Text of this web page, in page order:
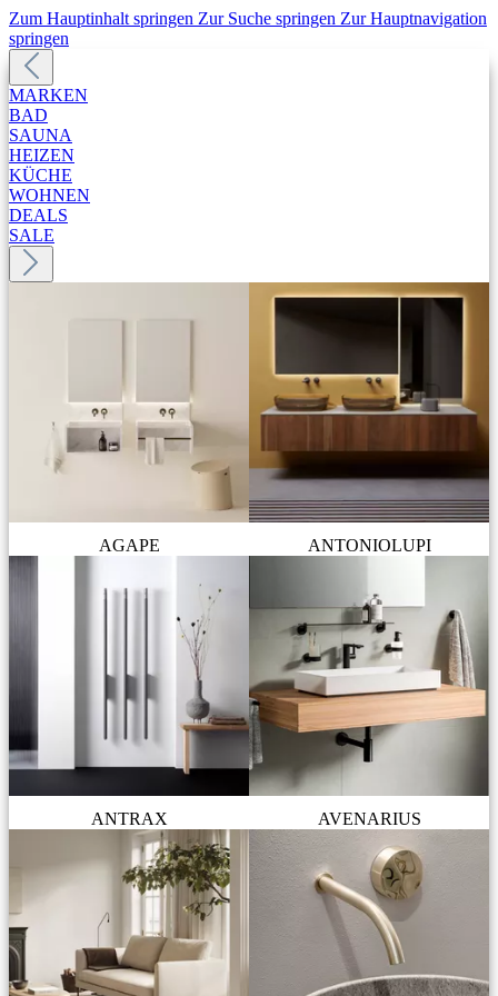
Zum Hauptinhalt springen Zur Suche springen Zur Hauptnavigation
springen
MARKEN
BAD
SAUNA
HEIZEN
KÜCHE
WOHNEN
DEALS
SALE
AGAPE ANTONIOLUPI
ANTRAX AVENARIUS